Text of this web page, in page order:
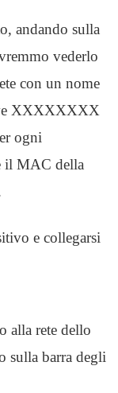
andando sulla
vederlo
con un nome
XXXXXXXX
ogni
il MAC della
e collegarsi
alla rete dello
sulla barra degli